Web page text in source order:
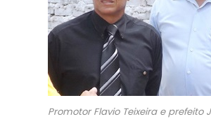
Promotor Flavio Teixeira e prefeito